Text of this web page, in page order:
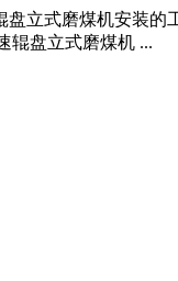
立式磨煤机安装
辊盘立式磨煤机 ...